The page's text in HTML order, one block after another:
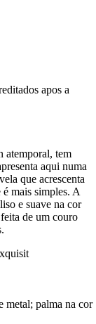
apos a
tem
aqui numa
que acrescenta
mais simples. A
e suave na cor
de um couro
metal; palma na cor